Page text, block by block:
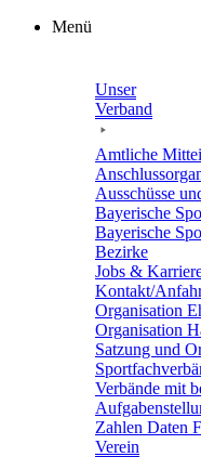
Zum
Menü
Unser
Verband
Amtli­che
Ausschüsse
Baye­ri­sche
Baye­ri­sche
Bezirke
Jobs &
Kontakt/​​
Orga­ni­sa­tion
Orga­ni­sa­tion
Satzung und
Verbände mit
Zahlen Daten
Verein